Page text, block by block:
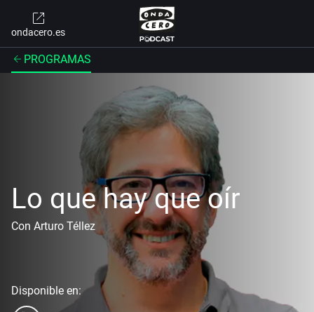
ondacero.es
PROGRAMAS
Lo que hay que oír
Con Arturo Téllez
Disponible en: